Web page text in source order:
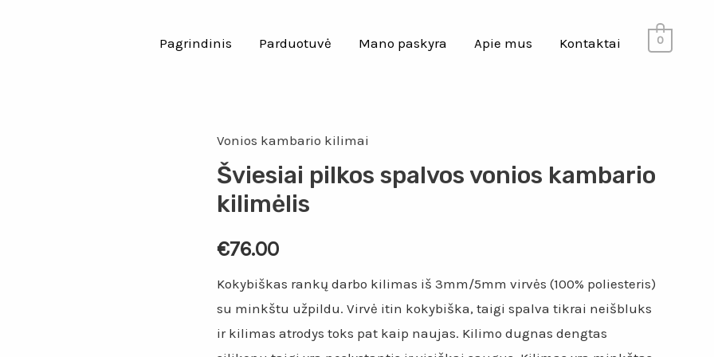
Pagrindinis Parduotuvė Mano paskyra Apie mus Kontaktai 0
Vonios kambario kilimai
Šviesiai pilkos spalvos vonios kambario
kilimėlis
€76.00
Kokybiškas rankų darbo kilimas iš 3mm/5mm virvės (100% poliesteris)
su minkštu užpildu. Virvė itin kokybiška, taigi spalva tikrai neišbluks
ir kilimas atrodys toks pat kaip naujas. Kilimo dugnas dengtas